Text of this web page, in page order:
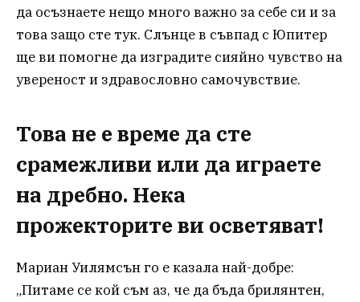
да осъзнаете нещо много важно за себе си и за
това защо сте тук. Слънце в съвпад с Юпитер
ще ви помогне да изградите сияйно чувство на
увереност и здравословно самочувствие.
Това не е време да сте
срамежливи или да играете
на дребно. Нека
прожекторите ви осветяват!
Мариан Уилямсън го е казала най-добре:
„Питаме се кой съм аз, че да бъда брилянтен,